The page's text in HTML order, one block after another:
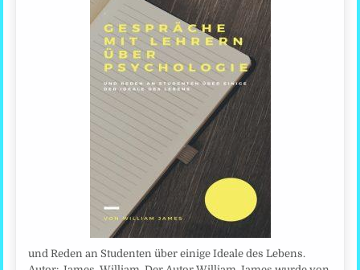
und Reden an Studenten über einige Ideale des Lebens.